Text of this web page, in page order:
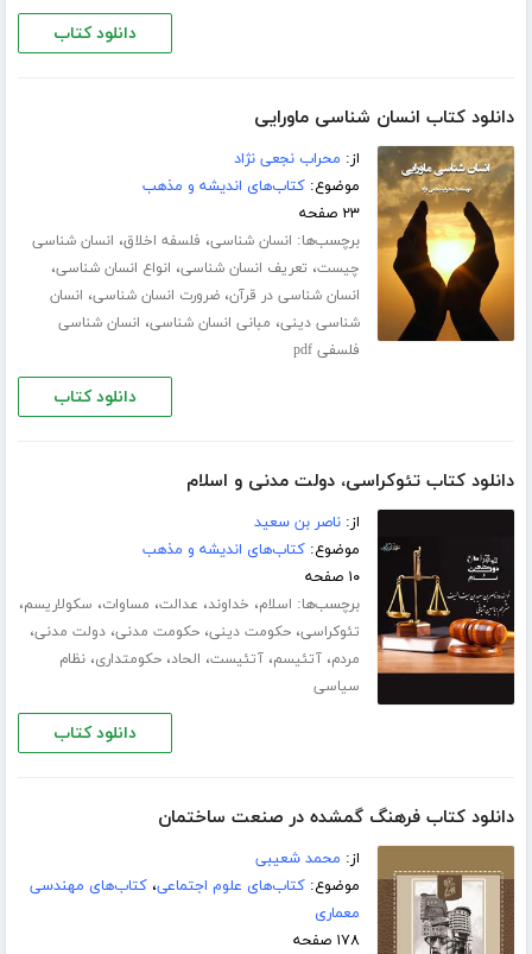
دانلود کتاب
دانلود کتاب انسان شناسی ماورایی
از: محراب نجعی نژاد
موضوع:کتاب‌های اندیشه و مذهب
۲۳ صفحه
برچسب‌ها: انسان شناسی، فلسفه اخلاق، انسان شناسی
چیست، تعریف انسان شناسی، انواع انسان شناسی،
انسان شناسی در قرآن،ضرورت انسان شناسی، انسان
شناسی دینی، مبانی انسان شناسی، انسان شناسی
فلسفی pdf
دانلود کتاب
دانلود کتاب تئوکراسی، دولت مدنی و اسلام
از:ناصر بن سعید
موضوع:کتاب‌های اندیشه و مذهب
۱۰ صفحه
برچسب‌ها: اسلام، خداوند، عدالت، مساوات، سکولاریسم،
تئوکراسی،حکومت دینی،حکومت مدنی،دولت مدنی،
مردم،آتئیسم،آتئیست، الحاد،حکومتداری،نظام
سیاسی
دانلود کتاب
دانلود کتاب فرهنگ گمشده در صنعت ساختمان
از: محمد شعیبی
موضوع:کتاب‌های علوم اجتماعی،کتاب‌های مهندسی
معماری
۱۷۸ صفحه